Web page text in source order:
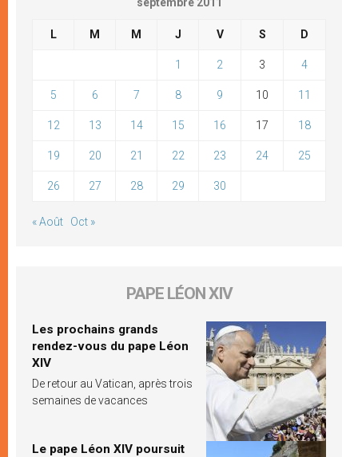
L M M J V S D
1 2 3 4
5 6 7 8 9 10 11
12 13 14 15 16 17 18
19 20 21 22 23 24 25
26 27 28 29 30
« Août Oct »
PAPE LÉON XIV
Les prochains grands
rendez-vous du pape Léon
XIV
De retour au Vatican, après trois
semaines de vacances
Le pape Léon XIV poursuit